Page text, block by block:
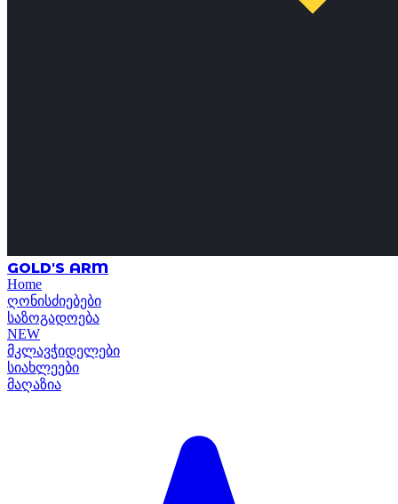
GOLD'S ARM
Home
ღონისძიებები
საზოგადოება
NEW
მკლავჭიდელები
სიახლეები
მაღაზია